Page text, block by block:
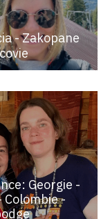
- Zakopane
Georgie -
Colombie -